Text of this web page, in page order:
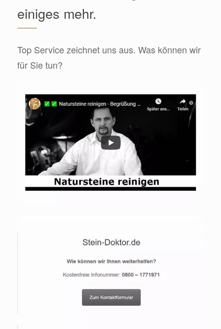
einiges mehr.
Top Service zeichnet uns aus. Was können wir
für Sie tun?